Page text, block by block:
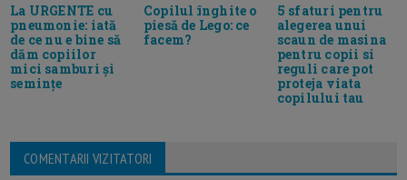
La URGENTE cu
pneumonie: iată
de ce nu e bine să
dăm copiilor
mici samburi și
semințe
Copilul înghite o
piesă de Lego: ce
facem?
5 sfaturi pentru
alegerea unui
scaun de masina
pentru copii si
reguli care pot
proteja viata
copilului tau
COMENTARII VIZITATORI